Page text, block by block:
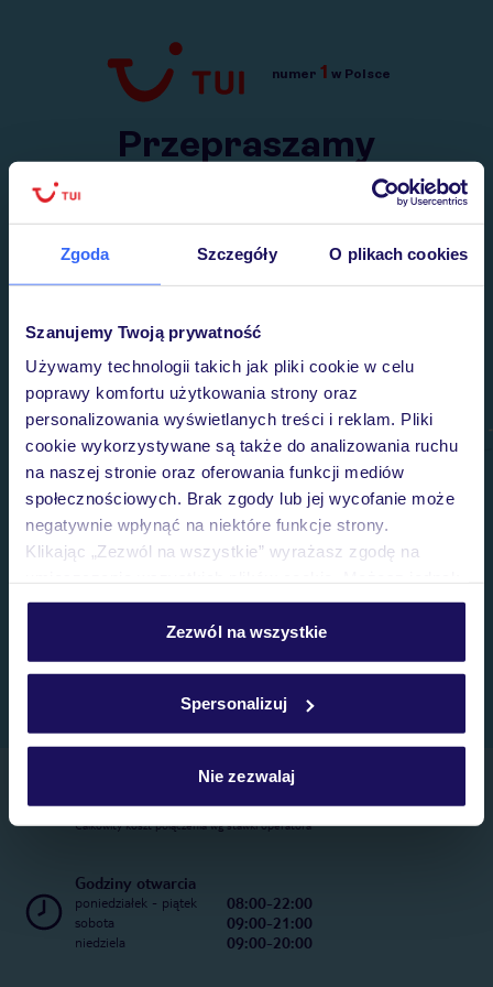
Zgoda Szczegóły O plikach cookies
Szanujemy Twoją prywatność
Używamy technologii takich jak pliki cookie w celu
poprawy komfortu użytkowania strony oraz
personalizowania wyświetlanych treści i reklam. Pliki
cookie wykorzystywane są także do analizowania ruchu
na naszej stronie oraz oferowania funkcji mediów
społecznościowych. Brak zgody lub jej wycofanie może
negatywnie wpłynąć na niektóre funkcje strony.
Klikając „Zezwól na wszystkie” wyrażasz zgodę na
personalizować swój wybór wchodząc w zakładkę
Szczegółowe informacje o plikach cookie znajdziesz
Zezwól na wszystkie
Spersonalizuj
Nie zezwalaj
Przejdź do TUI.pl
numer 1 w Polsce
Przepraszamy
Wysłaliśmy nasz serwis na krótkie wakacje.
Telefoniczne Centrum Rezerwacji
22 270 31 20
Całkowity koszt połączenia wg stawki operatora
Godziny otwarcia
poniedziałek - piątek 08:00-22:00
sobota 09:00-21:00
niedziela 09:00-20:00